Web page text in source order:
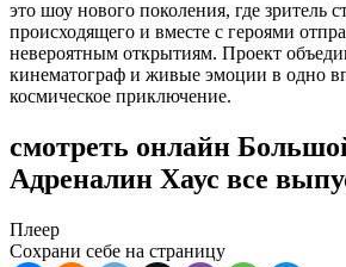
это шоу нового поколения, где зритель
происходящего и вместе с героями
невероятным открытиям. Проект
кинематограф и живые эмоции в одно
космическое приключение.
смотреть онлайн
Адреналин Хаус все
Плеер
Сохрани себе на страницу